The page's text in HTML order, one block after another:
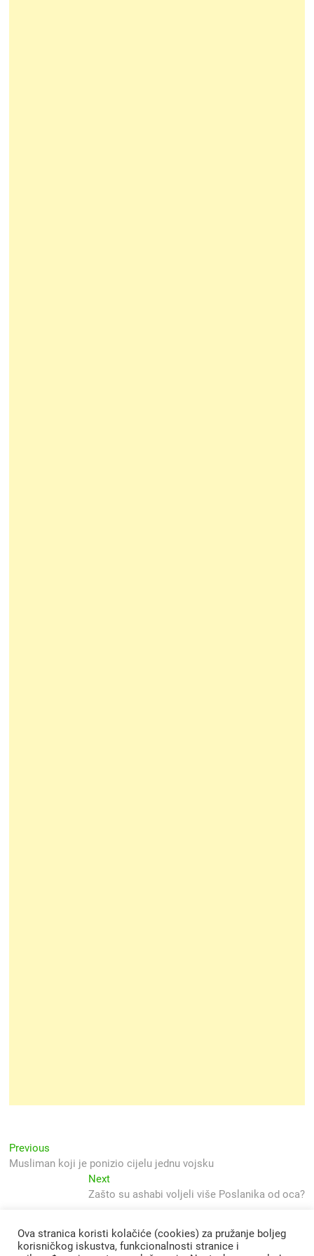
Navigacija
objava
Previous
post:
Musliman koji je ponizio cijelu jednu vojsku
NextNext
post:
Zašto su ashabi voljeli više Poslanika od oca?
Ova stranica koristi kolačiće (cookies) za pružanje boljeg
korisničkog iskustva, funkcionalnosti stranice i